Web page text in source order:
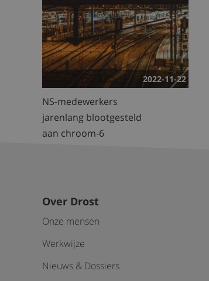
2022-11-22
NS-medewerkers
jarenlang blootgesteld
aan chroom-6
Over Drost
Onze mensen
Werkwijze
Nieuws & Dossiers